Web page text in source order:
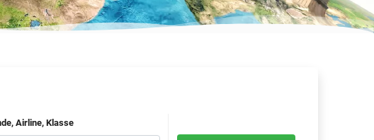
Airline, Klasse